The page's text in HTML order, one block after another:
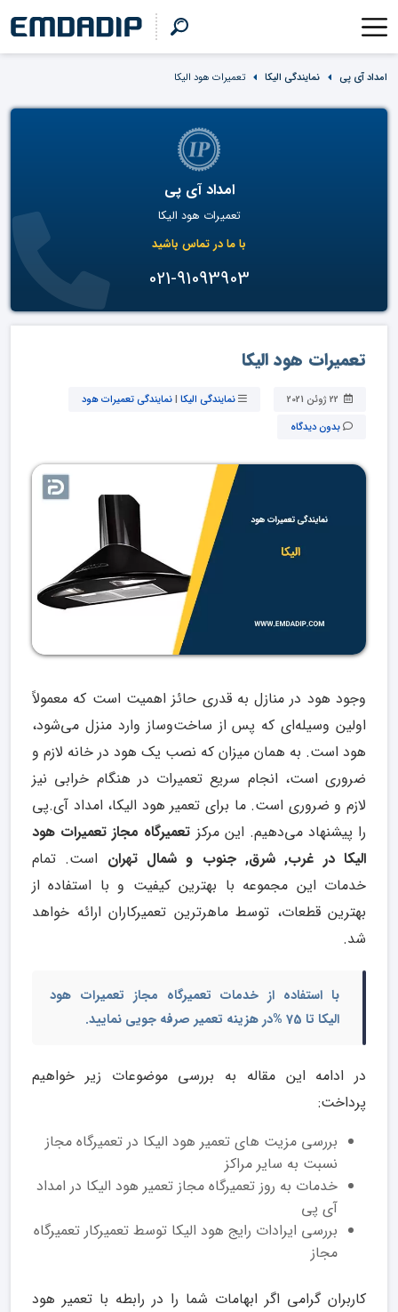
امداد آی پی نمایندگی الیکا تعمیرات هود الیکا
امداد آی پی
تعمیرات هود الیکا
با ما در تماس باشید
021-91093903
تعمیرات هود الیکا
نمایندگی الیکا |نمایندگی تعمیرات هود
بدون دیدگاه
وجود هود در منازل به قدری حائز اهمیت است که معمولاً
اولین وسیله‌ای که پس از ساخت‌وساز وارد منزل می‌شود،
هود است. به همان میزان که نصب یک هود در خانه لازم و
ضروری است، انجام سریع تعمیرات در هنگام خرابی نیز
لازم و ضروری است. ما برای تعمیر هود الیکا، امداد آی.پی
را پیشنهاد می‌دهیم. این مرکز تعمیرگاه مجاز تعمیرات هود
الیکا در غرب, شرق, جنوب و شمال تهران است. تمام
خدمات این مجموعه با بهترین کیفیت و با استفاده از
بهترین قطعات، توسط ماهرترین تعمیرکاران ارائه خواهد
شد.
با استفاده از خدمات تعمیرگاه مجاز تعمیرات هود
الیکا تا 75 %در هزینه تعمیر صرفه جویی نمایید.
در ادامه این مقاله به بررسی موضوعات زیر خواهیم
پرداخت:
بررسی مزیت های تعمیر هود الیکا در تعمیرگاه مجاز
نسبت به سایر مراکز
خدمات به روز تعمیرگاه مجاز تعمیر هود الیکا در امداد
آی پی
بررسی ایرادات رایج هود الیکا توسط تعمیرکار تعمیرگاه
مجاز
کاربران گرامی اگر ابهامات شما را در رابطه با تعمیر هود